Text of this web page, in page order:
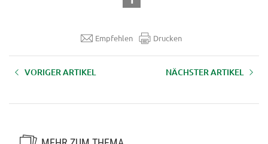
Empfehlen Drucken
VORIGER ARTIKEL NÄCHSTER ARTIKEL